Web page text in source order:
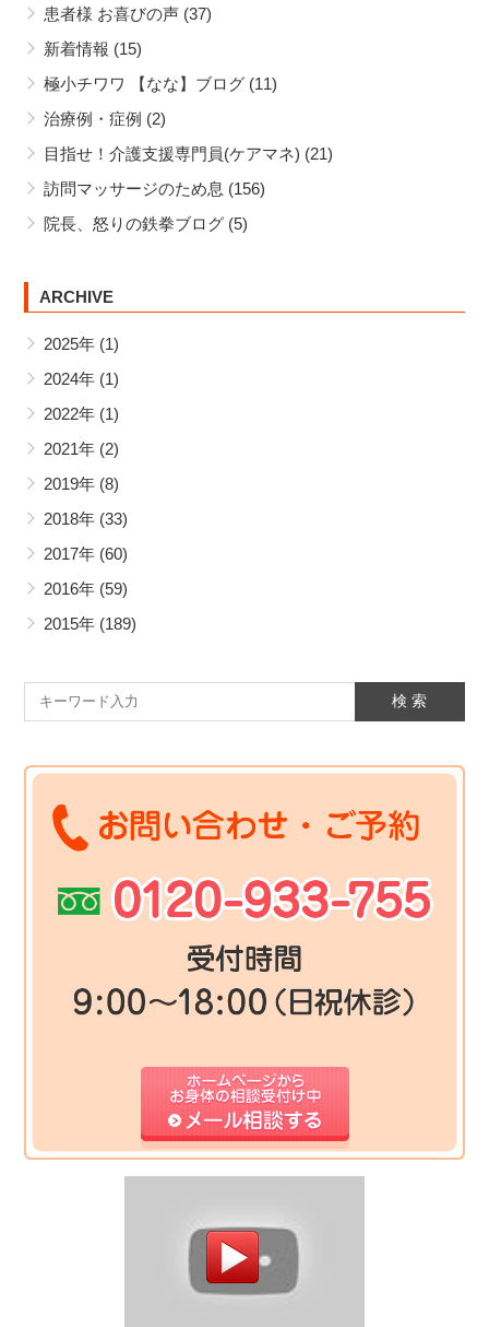
ナン
ス編
患者様 お喜びの声 (37)
新着情報 (15)
極小チワワ 【なな】ブログ (11)
治療例・症例 (2)
目指せ！介護支援専門員(ケアマネ) (21)
訪問マッサージのため息 (156)
院長、怒りの鉄拳ブログ (5)
ARCHIVE
2025年 (1)
2024年 (1)
2022年 (1)
2021年 (2)
2019年 (8)
2018年 (33)
2017年 (60)
2016年 (59)
2015年 (189)